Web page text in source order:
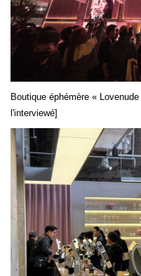
Boutique éphémère «
l'interviewé]